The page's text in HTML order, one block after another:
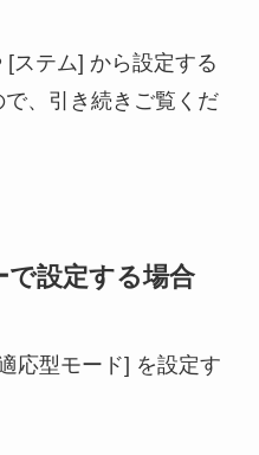
ステム] から設定する
、引き続きご覧くだ
設定する場合
応型モード] を設定す